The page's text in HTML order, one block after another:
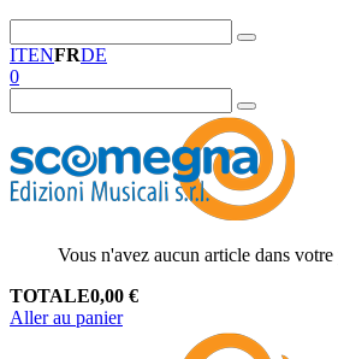
ITENFRDE
0
Vous n'avez aucun article dans votre
TOTALE0,00 €
Aller au panier